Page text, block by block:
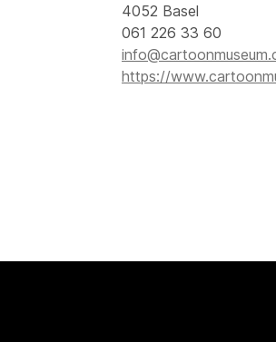
4052 Basel
061 226 33 60
https://